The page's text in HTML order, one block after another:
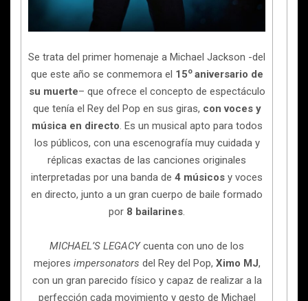
Se trata del primer homenaje a Michael Jackson -del
que este año se conmemora el 15o aniversario de
su muerte– que ofrece el concepto de espectáculo
que tenía el Rey del Pop en sus giras, con voces y
música en directo. Es un musical apto para todos
los públicos, con una escenografía muy cuidada y
réplicas exactas de las canciones originales
interpretadas por una banda de 4 músicos y voces
en directo, junto a un gran cuerpo de baile formado
por 8 bailarines.
MICHAEL’S LEGACYcuenta con uno de los
mejores impersonators del Rey del Pop, Ximo MJ,
con un gran parecido físico y capaz de realizar a la
perfección cada movimiento y gesto de Michael